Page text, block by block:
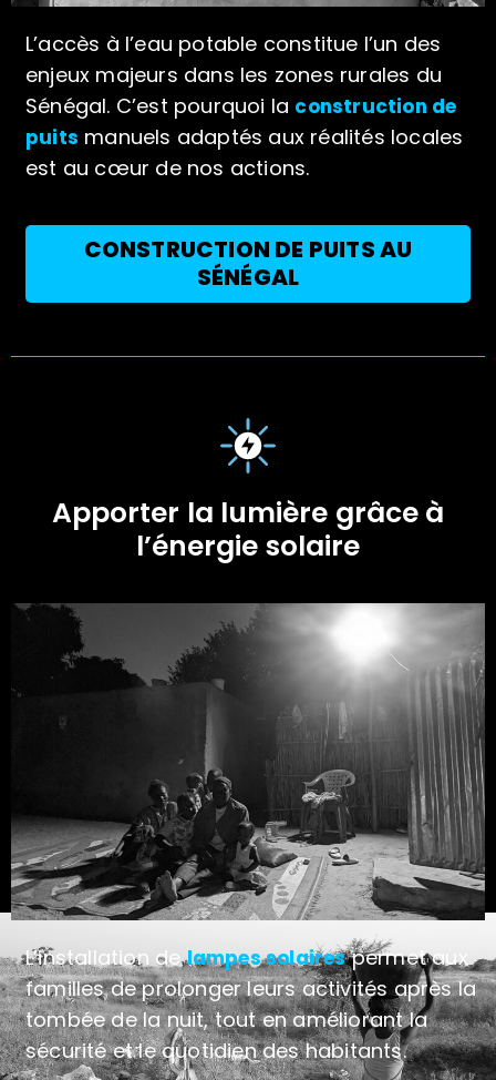
L’accès à l’eau potable constitue l’un des
enjeux majeurs dans les zones rurales du
Sénégal. C’est pourquoi la construction de
puits manuels adaptés aux réalités locales
est au cœur de nos actions.
CONSTRUCTION DE PUITS AU
SÉNÉGAL
Apporter la lumière grâce à
l’énergie solaire
L’installation delampes solairespermet aux
familles de prolonger leurs activités après la
tombée de la nuit, tout en améliorant la
sécurité et le quotidien des habitants.